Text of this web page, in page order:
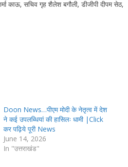
काऊ, सचिव गृह शैलेश बगौली, डीजीपी दीपम सेठ,
Doon News…पीएम मोदी के नेतृत्व में देश
ने कई उपलब्धियां की हासिलः धामी |Click
कर पढ़िये पूरी News
June 14, 2026
In "उत्तराखंड"